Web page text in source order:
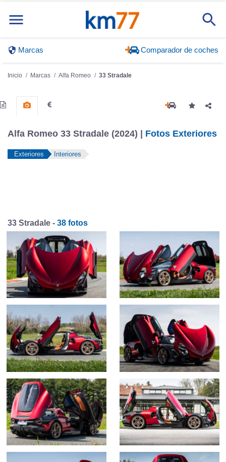
Marcas Comparador de coches
Inicio Marcas Alfa Romeo 33 Stradale
Alfa Romeo 33 Stradale (2024) | Fotos Exteriores
Exteriores Interiores
33 Stradale - 38 fotos